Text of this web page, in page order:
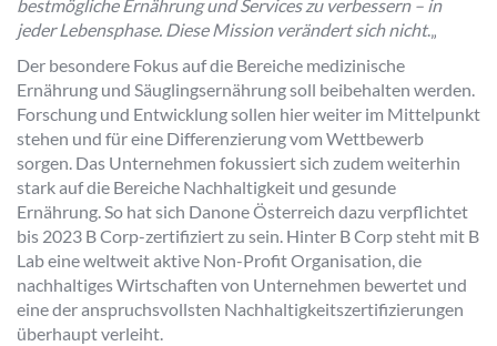
bestmögliche Ernährung und Services zu verbessern – in
jeder Lebensphase. Diese Mission verändert sich nicht.„
Der besondere Fokus auf die Bereiche medizinische
Ernährung und Säuglingsernährung soll beibehalten werden.
Forschung und Entwicklung sollen hier weiter im Mittelpunkt
stehen und für eine Differenzierung vom Wettbewerb
sorgen. Das Unternehmen fokussiert sich zudem weiterhin
stark auf die Bereiche Nachhaltigkeit und gesunde
Ernährung. So hat sich Danone Österreich dazu verpflichtet
bis 2023 B Corp-zertifiziert zu sein. Hinter B Corp steht mit B
Lab eine weltweit aktive Non-Profit Organisation, die
nachhaltiges Wirtschaften von Unternehmen bewertet und
eine der anspruchsvollsten Nachhaltigkeitszertifizierungen
überhaupt verleiht.